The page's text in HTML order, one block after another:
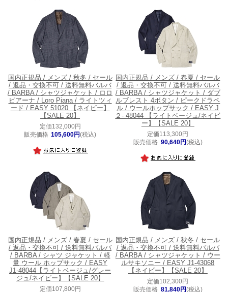
国内正規品 / メンズ / 秋冬 / セール
/ 返品・交換不可 / 送料無料バルバ
/ BARBA / シャツジャケット / ロロ
ピアーナ / Loro Piana / ライトツィ
ード / EASY 51020 【ネイビー】
【SALE 20】
定価132,000円
販売価格 105,600円(税込)
国内正規品 / メンズ / 春夏 / セール
/ 返品・交換不可 / 送料無料バルバ
/ BARBA / シャツジャケット / ダブ
ルブレスト 4ボタン / ピークドラペ
ル / ウールホップサック / EASY J
２- 48044 【ライトベージュ/ネイビ
ー】【SALE 20】
定価113,300円
販売価格 90,640円(税込)
国内正規品 / メンズ / 春夏 / セール
/ 返品・交換不可 / 送料無料バルバ
/ BARBA / シャツ ジャケット / 軽
量 ウール ホップサック / EASY
J1-48044【ライトベージュ/グレー
ジュ/ネイビー】【SALE 20】
定価107,800円
国内正規品 / メンズ / 秋冬 / セール
/ 返品・交換不可 / 送料無料バルバ
/ BARBA / シャツジャケット / ウー
ルサキソニー / EASY J1-43068
【ネイビー】【SALE 20】
定価102,300円
販売価格 81,840円(税込)